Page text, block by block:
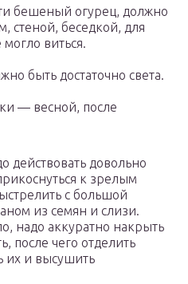
бешеный огурец, должно
стеной, беседкой, для
виться.
быть достаточно света.
— весной, после
действовать довольно
к зрелым
с большой
из семян и слизи.
надо аккуратно накрыть
после чего отделить
их и высушить